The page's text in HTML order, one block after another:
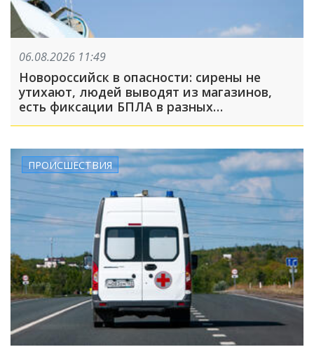
06.08.2026 11:49
Новороссийск в опасности: сирены не
утихают, людей выводят из магазинов,
есть фиксации БПЛА в разных
ПРОИСШЕСТВИЯ